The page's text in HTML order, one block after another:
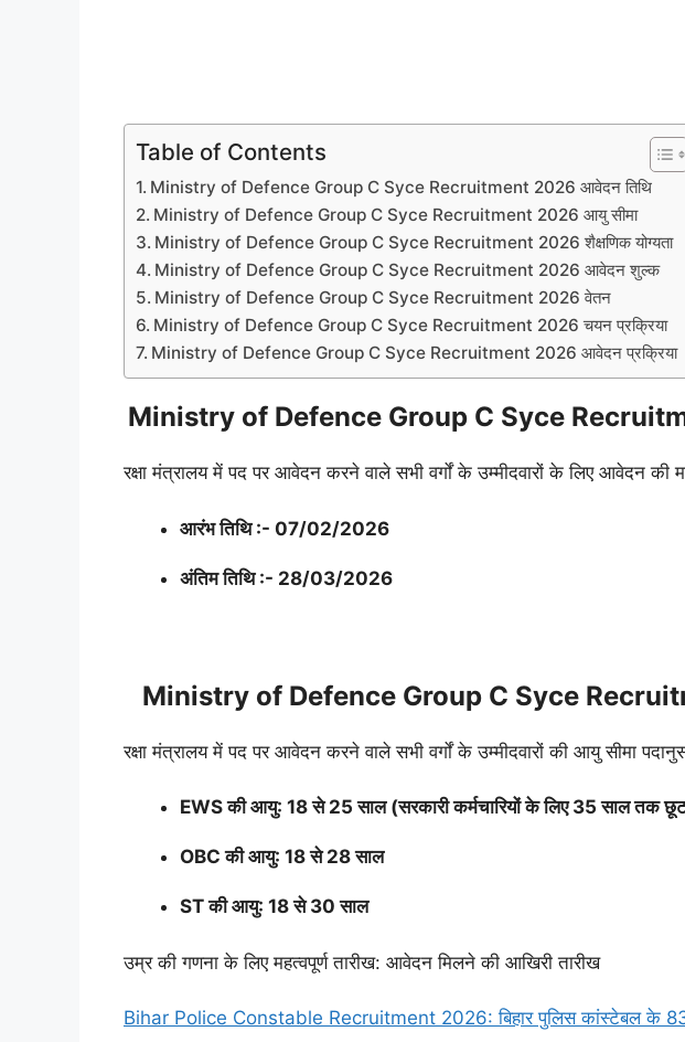
Table of Contents
Ministry of Defence Group C Syce Recruitment 2026 आवेदन तिथि
Ministry of Defence Group C Syce Recruitment 2026 आयु सीमा
Ministry of Defence Group C Syce Recruitment 2026 शैक्षणिक योग्यता
Ministry of Defence Group C Syce Recruitment 2026 आवेदन शुल्क
Ministry of Defence Group C Syce Recruitment 2026 वेतन
Ministry of Defence Group C Syce Recruitment 2026 चयन प्रक्रिया
Ministry of Defence Group C Syce Recruitment 2026 आवेदन प्रक्रिया
Ministry of Defence Group C Syce
रक्षा मंत्रालय में पद पर आवेदन करने वाले सभी वर्गों के उम्मीदवारों के लिए आवेदन की
आरंभ तिथि :- 07/02/2026
अंतिम तिथि :- 28/03/2026
Ministry of Defence Group C Syce
रक्षा मंत्रालय में पद पर आवेदन करने वाले सभी वर्गों के उम्मीदवारों की आयु सीमा
EWS की आयु: 18 से 25 साल (सरकारी कर्मचारियों के लिए 35 साल तक
OBC की आयु: 18 से 28 साल
ST की आयु: 18 से 30 साल
उम्र की गणना के लिए महत्वपूर्ण तारीख: आवेदन मिलने की आखिरी तारीख
Bihar Police Constable Recruitment 2026: बिहार पुलिस कांस्टेबल के 83